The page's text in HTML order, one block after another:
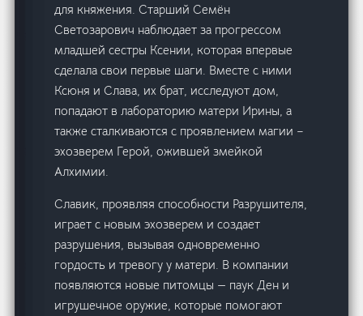
для княжения. Старший Семён
Светозарович наблюдает за прогрессом
младшей сестры Ксении, которая впервые
сделала свои первые шаги. Вместе с ними
Ксюня и Слава, их брат, исследуют дом,
попадают в лабораторию матери Ирины, а
также сталкиваются с проявлением магии –
эхозверем Герой, ожившей змейкой
Алхимии.
Славик, проявляя способности Разрушителя,
играет с новым эхозверем и создает
разрушения, вызывая одновременно
гордость и тревогу у матери. В компании
появляются новые питомцы — паук Ден и
игрушечное оружие, которые помогают